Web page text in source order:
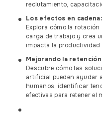
reclutamiento,
Los efectos en cadena:
Explora cómo la
carga de trabajo y crea
impacta la productividad
Mejorando la retención
Descubre cómo las
artificial pueden ayudar
humanos, identificar
efectivas para retener el